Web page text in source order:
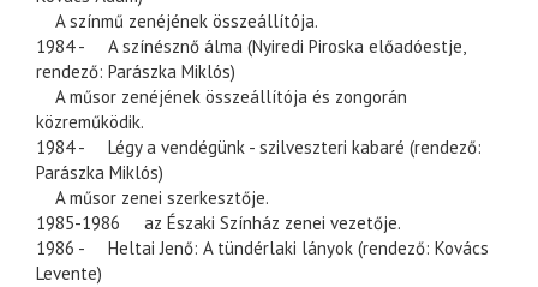
A színmű zenéjének összeállítója.
1984 - A színésznő álma (Nyiredi Piroska előadóestje,
rendező: Parászka Miklós)
A műsor zenéjének összeállítója és zongorán
közreműködik.
1984 - Légy a vendégünk - szilveszteri kabaré (rendező:
Parászka Miklós)
A műsor zenei szerkesztője.
1985-1986 az Északi Színház zenei vezetője.
1986 - Heltai Jenő: A tündérlaki lányok (rendező: Kovács
Levente)